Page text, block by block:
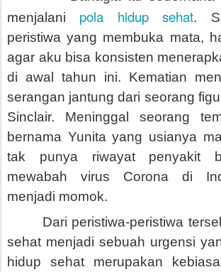
menjalani pola hidup sehat.
peristiwa yang membuka mata,
agar aku bisa konsisten
di awal tahun ini. Kematian
serangan jantung dari seorang
Sinclair. Meninggal seorang
bernama Yunita yang usianya
tak punya riwayat penyakit
mewabah virus Corona di
menjadi momok.
Dari peristiwa-peristiwa
sehat menjadi sebuah urgensi
hidup sehat merupakan